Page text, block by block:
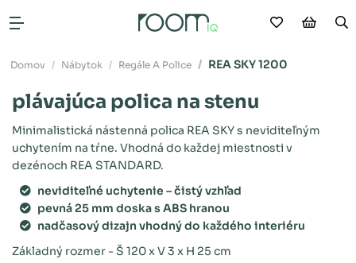
Otvoriť menu Moje
Domov Nábytok Regále A Police REA SKY 1200
plávajúca polica na stenu
Minimalistická nástenná polica REA SKY s neviditeľným
uchytením na tŕne. Vhodná do každej miestnosti v
dezénoch REA STANDARD.
neviditeľné uchytenie – čistý vzhľad
pevná 25 mm doska s ABS hranou
nadčasový dizajn vhodný do každého interiéru
Základný rozmer - Š 120 x V 3 x H 25 cm